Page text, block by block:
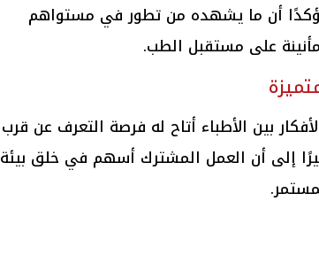
مؤكدًا أن ما يشهده من تطور في مستواهم
على مستقبل الطب.
بين الأطباء أتاح له فرصة التعرف عن قرب
إلى أن العمل المشترك أسهم في خلق بيئة